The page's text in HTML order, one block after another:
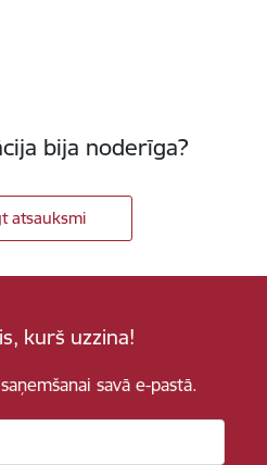
bija noderīga?
atsauksmi
kurš uzzina!
savā e-pastā.